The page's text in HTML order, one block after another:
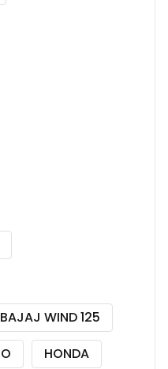
BAJAJ WIND 125
HONDA